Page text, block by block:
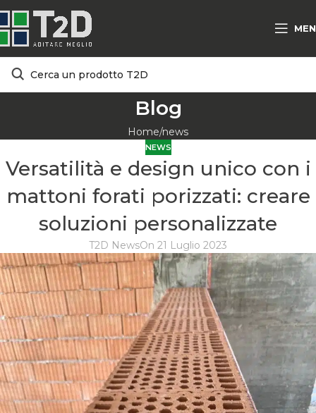
Blog
Home news
NEWS
Versatilità e design unico con i
mattoni forati porizzati: creare
soluzioni personalizzate
T2D NewsOn 21 Luglio 2023